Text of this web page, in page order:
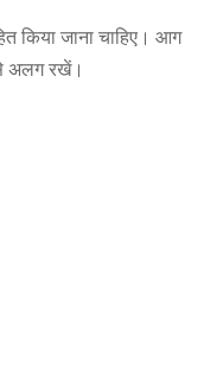
किया जाना चाहिए। आग
अलग रखें।